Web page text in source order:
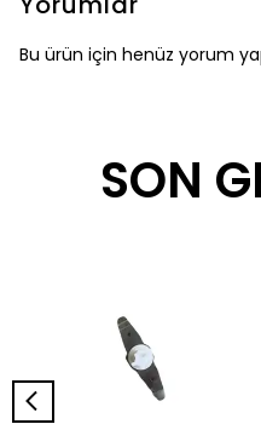
Bu ürün için henüz yorum
SON